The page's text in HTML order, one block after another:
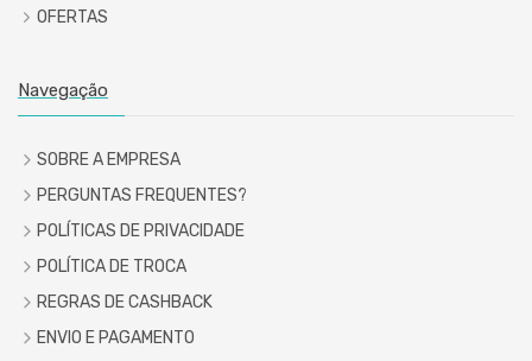
OFERTAS
Navegação
SOBRE A EMPRESA
PERGUNTAS FREQUENTES?
POLÍTICAS DE PRIVACIDADE
POLÍTICA DE TROCA
REGRAS DE CASHBACK
ENVIO E PAGAMENTO